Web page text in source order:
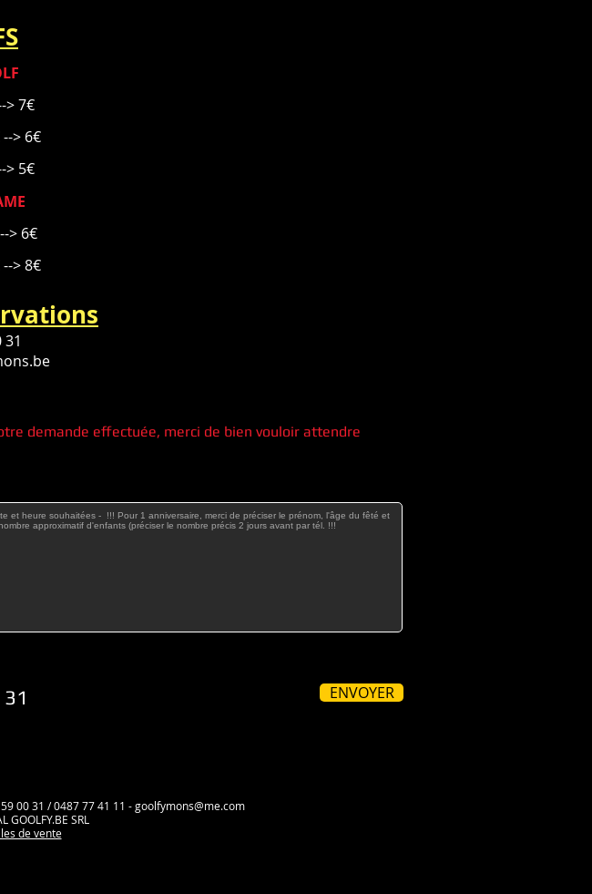
> 7€
> 6€
> 5€
> 6€
> 8€
31
demande effectuée, merci de bien vouloir attendre
ENVOYER
00 31 / 0487 77 41 11 -goolfymons@me.com
GOOLFY.BE SRL
de vente